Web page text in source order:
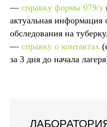
— справку формы 079/у
актуальная информация
обследования на
— справку о контактах
за 3 дня до начала